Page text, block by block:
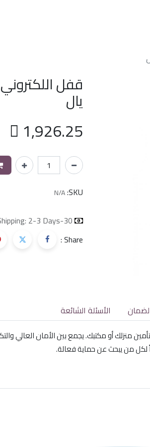
يال
 1,926.25
SKU:
N/A
30-day money-back
2-3 Days
Share :
الأسئلة الشائعة
لكل من يبحث عن حماية فعالة.